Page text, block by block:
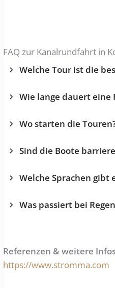
FAQ zur Kanalrundfahrt in
Welche Tour ist die
Wie lange dauert eine
Wo starten die
Sind die Boote
Welche Sprachen gibt
Was passiert bei
Referenzen & weitere
https://www.stromma.com